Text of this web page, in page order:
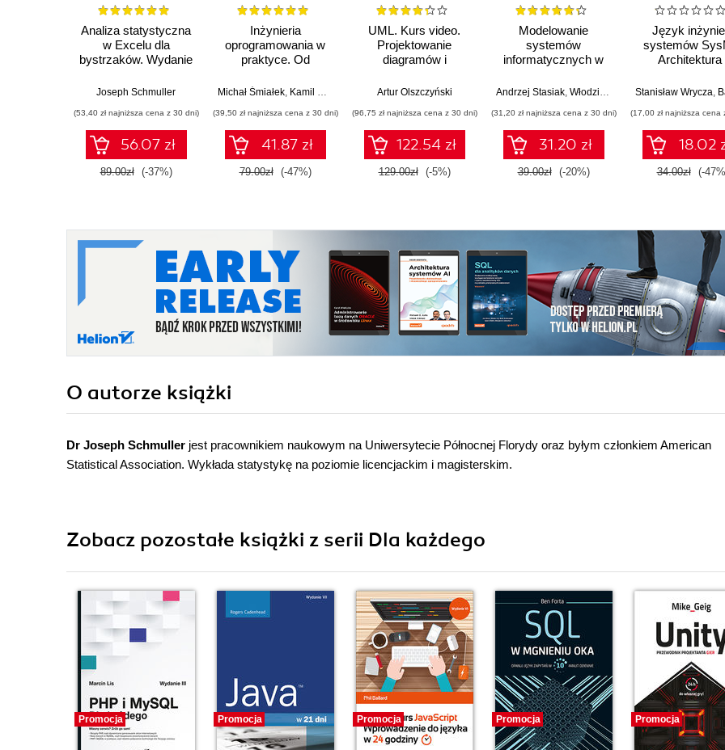
Analiza statystyczna
w Excelu dla
bystrzaków. Wydanie
Joseph Schmuller
(53,40 zł najniższa cena z 30 dni)
56.07 zł
89.00zł (-37%)
Inżynieria
oprogramowania w
praktyce. Od
językiem UML
Michał Śmiałek, Kamil Rybiński
(39,50 zł najniższa cena z 30 dni)
41.87 zł
79.00zł (-47%)
UML. Kurs video.
Projektowanie
diagramów i
systemów w teorii i
Artur Olszczyński
(96,75 zł najniższa cena z 30 dni)
122.54 zł
129.00zł (-5%)
Modelowanie
systemów
informatycznych w
Andrzej Stasiak, Włodzimierz Dąbrowski , Michał
(31,20 zł najniższa cena z 30 dni)
31.20 zł
39.00zł (-20%)
Język
systemów
Architektura
UML 2.x w
Stanisław Wrycza,
(17,00 zł najniższa cena
18.02
34.00zł (-
O autorze książki
Dr Joseph Schmuller jest pracownikiem naukowym na Uniwersytecie Północnej Florydy oraz byłym członkiem American
Statistical Association. Wykłada statystykę na poziomie licencjackim i magisterskim.
Zobacz pozostałe książki z serii Dla każdego
Promocja Promocja Promocja Promocja Promocja